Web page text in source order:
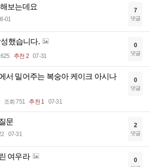
보는데요
01
7
댓글
했습니다.
추천 2 07-31
0
댓글
서 밀어주는 복숭아 케이크 아시나
조회 751 추천 1 07-31
0
댓글
문
07-31
2
댓글
여우라 0